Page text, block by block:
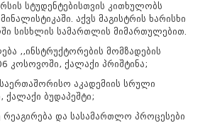
სტუდენტებისთვის კითხულობს
აქვს მაგისტრის ხარისხი
სისხლის სამართლის მიმართულებით.
,,ინსტრუქტორების მომზადების
კოსოვოში, ქალაქი პრიშტინა;
აკადემიის სრული
ქალაქი ბუდაპეშტი;
რეაგირება და სასამართლო პროცესები